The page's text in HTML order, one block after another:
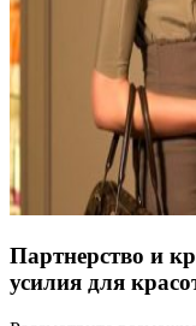
Партнерство и
усилия для